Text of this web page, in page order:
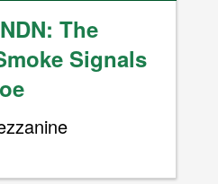
The
Signals